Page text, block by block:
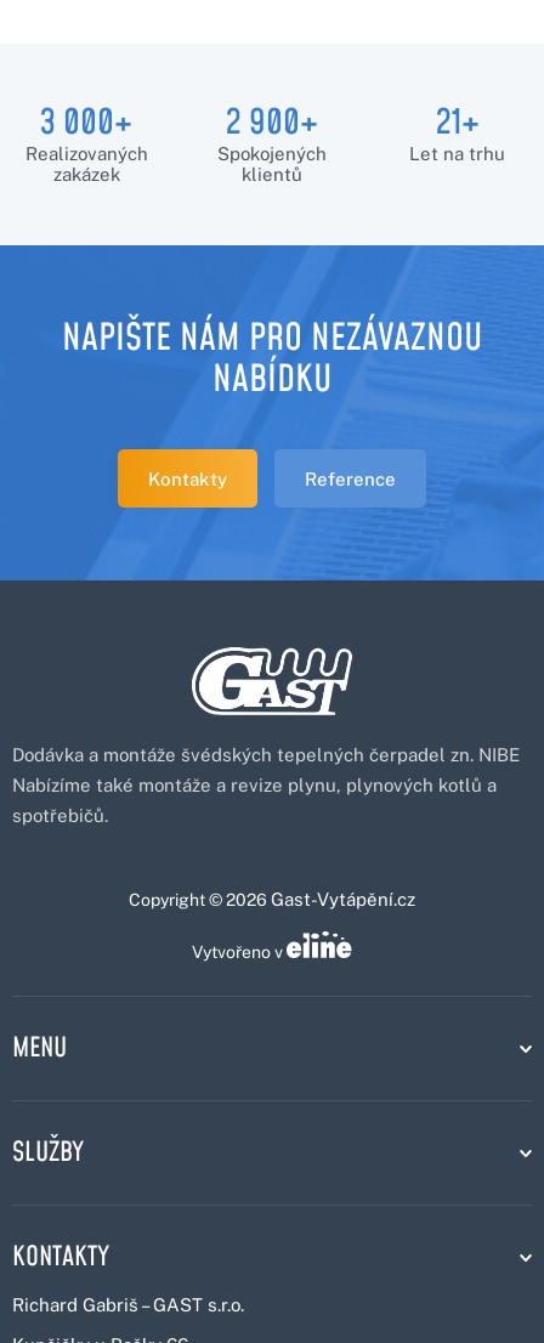
3 000+
Realizovaných
zakázek
2 900+
Spokojených
klientů
21+
Let na trhu
NAPIŠTE NÁM PRO NEZÁVAZNOU
NABÍDKU
Kontakty Reference
Dodávka a montáže švédských tepelných čerpadel zn. NIBE
Nabízíme také montáže a revize plynu, plynových kotlů a
spotřebičů.
Copyright © 2026 Gast-Vytápění.cz
Vytvořeno v
MENU
SLUŽBY
KONTAKTY
Richard Gabriš – GAST s.r.o.